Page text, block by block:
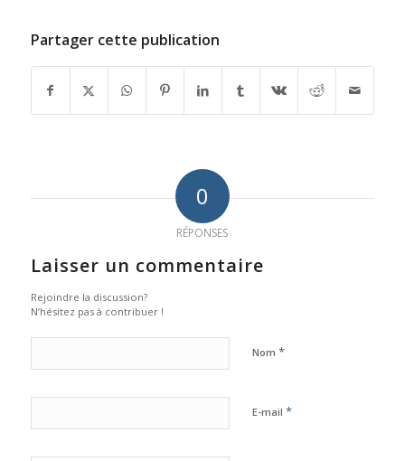
Partager cette publication
0
RÉPONSES
Laisser un commentaire
Rejoindre la discussion?
N’hésitez pas à contribuer !
Nom *
E-mail *